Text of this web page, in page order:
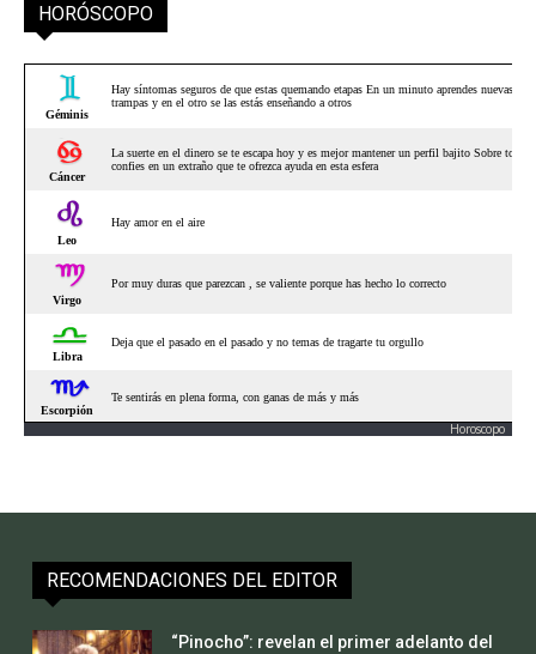
HORÓSCOPO
Horoscopo
RECOMENDACIONES DEL EDITOR
“Pinocho”: revelan el primer adelanto del